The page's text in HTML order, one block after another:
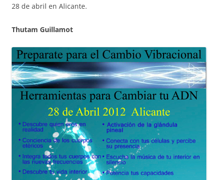
28 de abril en Alicante.
Thutam Guillamot